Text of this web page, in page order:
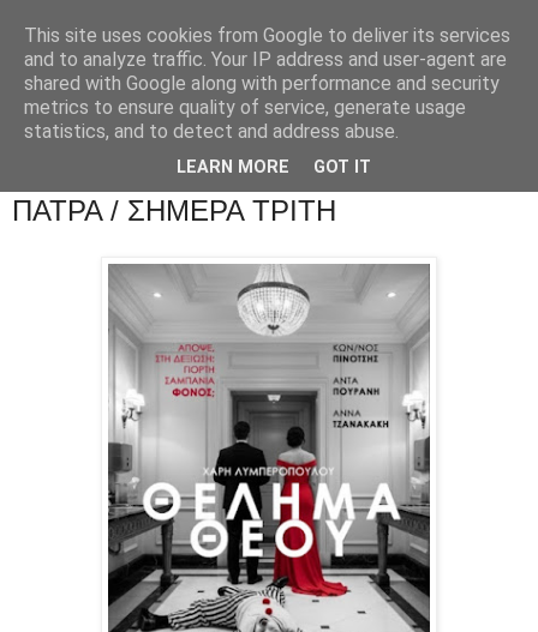
ΠΑΤΡΑ / ΣΗΜΕΡΑ ΤΡΙΤΗ
This site uses cookies from Google to deliver its services
and to analyze traffic. Your IP address and user-agent are
shared with Google along with performance and security
metrics to ensure quality of service, generate usage
statistics, and to detect and address abuse.
LEARN MORE GOT IT